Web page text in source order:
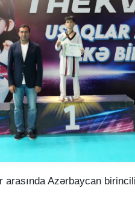
arasında Azərbaycan